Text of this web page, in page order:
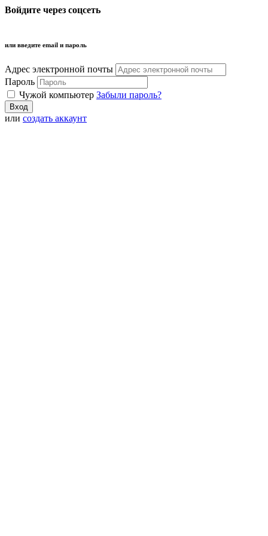
Войдите через соцсеть
или введите email и пароль
Адрес электронной почты
Пароль
Чужой компьютер Забыли пароль?
или создать аккаунт